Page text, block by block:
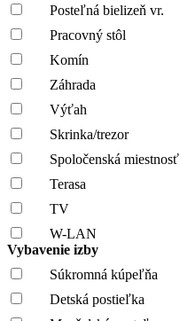
Posteľná bielizeň vr.
Pracovný stôl
Komín
Záhrada
Výťah
Skrinka/trezor
Spoločenská miestnosť
Terasa
TV
W-LAN
Vybavenie izby
Súkromná kúpeľňa
Detská postieľka